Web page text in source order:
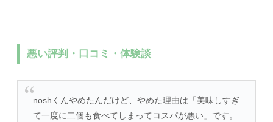
悪い評判・口コミ・体験談
noshくんやめたんだけど、やめた理由は「美味しすぎ
て一度に二個も食べてしまってコスパが悪い」です。